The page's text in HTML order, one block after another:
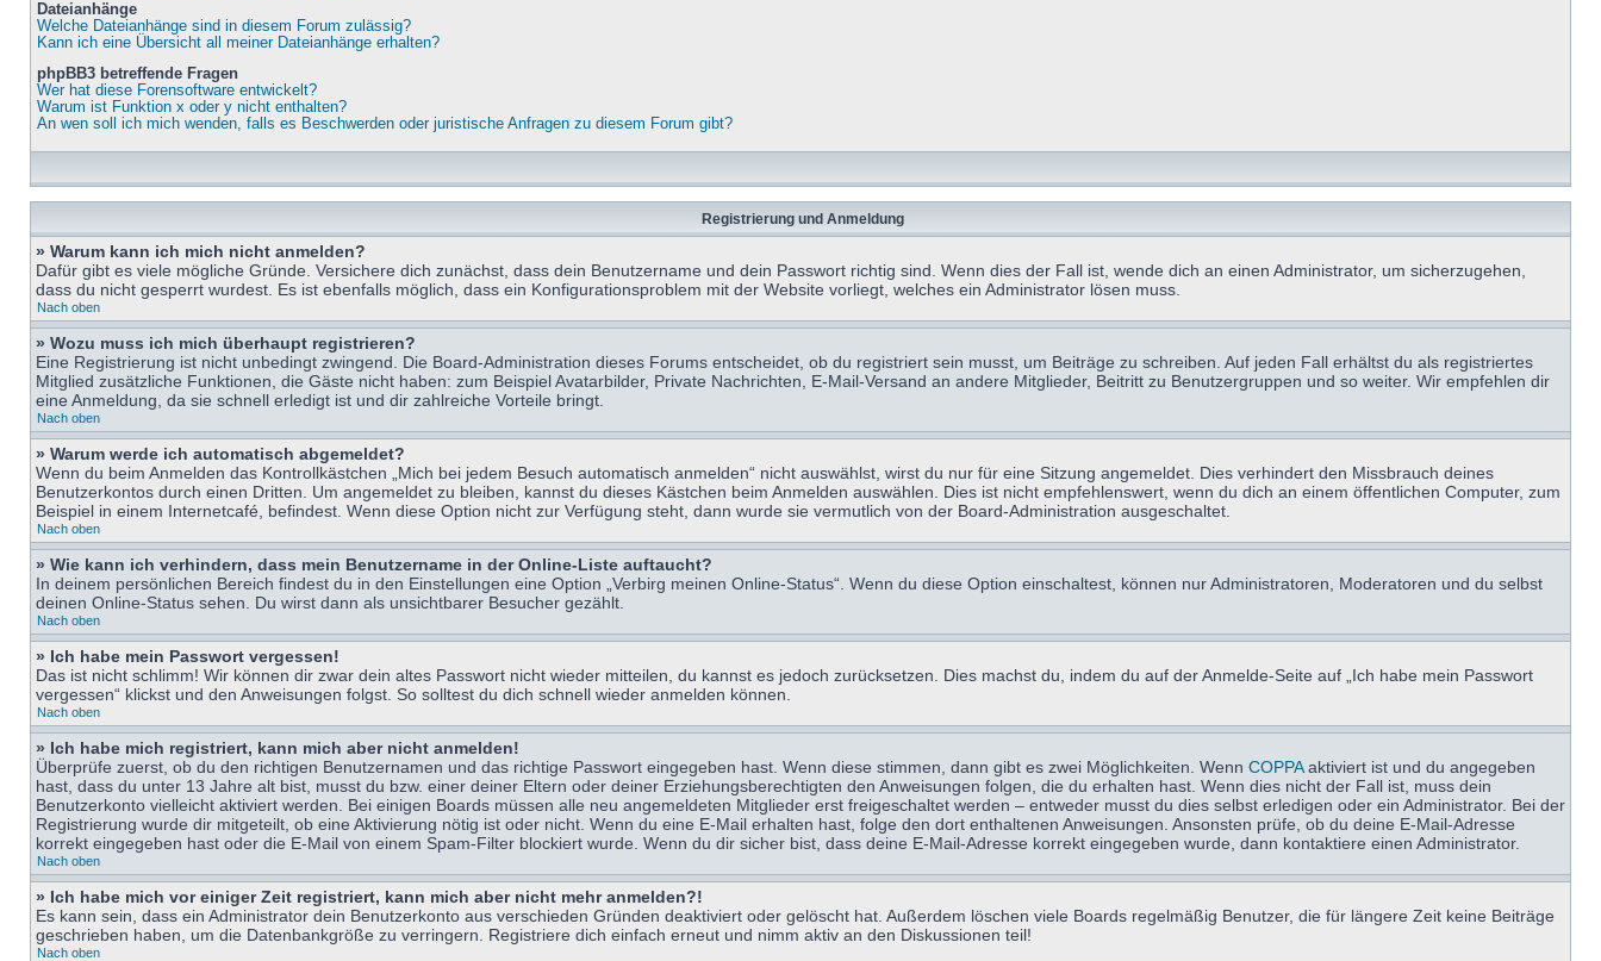
Dateianhänge
Welche Dateianhänge sind in diesem Forum zulässig?
Kann ich eine Übersicht all meiner Dateianhänge erhalten?
phpBB3 betreffende Fragen
Wer hat diese Forensoftware entwickelt?
Warum ist Funktion x oder y nicht enthalten?
An wen soll ich mich wenden, falls es Beschwerden oder juristische Anfragen zu diesem Forum gibt?
Registrierung und Anmeldung
» Warum kann ich mich nicht anmelden?
Dafür gibt es viele mögliche Gründe. Versichere dich zunächst, dass dein Benutzername und dein Passwort richtig sind. Wenn dies der Fall ist, wende dich an einen Administrator, um sicherzugehen,
dass du nicht gesperrt wurdest. Es ist ebenfalls möglich, dass ein Konfigurationsproblem mit der Website vorliegt, welches ein Administrator lösen muss.
Nach oben
» Wozu muss ich mich überhaupt registrieren?
Eine Registrierung ist nicht unbedingt zwingend. Die Board-Administration dieses Forums entscheidet, ob du registriert sein musst, um Beiträge zu schreiben. Auf jeden Fall erhältst du als registriertes
Mitglied zusätzliche Funktionen, die Gäste nicht haben: zum Beispiel Avatarbilder, Private Nachrichten, E-Mail-Versand an andere Mitglieder, Beitritt zu Benutzergruppen und so weiter. Wir empfehlen dir
eine Anmeldung, da sie schnell erledigt ist und dir zahlreiche Vorteile bringt.
Nach oben
» Warum werde ich automatisch abgemeldet?
Wenn du beim Anmelden das Kontrollkästchen „Mich bei jedem Besuch automatisch anmelden“ nicht auswählst, wirst du nur für eine Sitzung angemeldet. Dies verhindert den Missbrauch deines
Benutzerkontos durch einen Dritten. Um angemeldet zu bleiben, kannst du dieses Kästchen beim Anmelden auswählen. Dies ist nicht empfehlenswert, wenn du dich an einem öffentlichen Computer, zum
Beispiel in einem Internetcafé, befindest. Wenn diese Option nicht zur Verfügung steht, dann wurde sie vermutlich von der Board-Administration ausgeschaltet.
Nach oben
» Wie kann ich verhindern, dass mein Benutzername in der Online-Liste auftaucht?
In deinem persönlichen Bereich findest du in den Einstellungen eine Option „Verbirg meinen Online-Status“. Wenn du diese Option einschaltest, können nur Administratoren, Moderatoren und du selbst
deinen Online-Status sehen. Du wirst dann als unsichtbarer Besucher gezählt.
Nach oben
» Ich habe mein Passwort vergessen!
Das ist nicht schlimm! Wir können dir zwar dein altes Passwort nicht wieder mitteilen, du kannst es jedoch zurücksetzen. Dies machst du, indem du auf der Anmelde-Seite auf „Ich habe mein Passwort
vergessen“ klickst und den Anweisungen folgst. So solltest du dich schnell wieder anmelden können.
Nach oben
» Ich habe mich registriert, kann mich aber nicht anmelden!
Überprüfe zuerst, ob du den richtigen Benutzernamen und das richtige Passwort eingegeben hast. Wenn diese stimmen, dann gibt es zwei Möglichkeiten. Wenn COPPAaktiviert ist und du angegeben
hast, dass du unter 13 Jahre alt bist, musst du bzw. einer deiner Eltern oder deiner Erziehungsberechtigten den Anweisungen folgen, die du erhalten hast. Wenn dies nicht der Fall ist, muss dein
Benutzerkonto vielleicht aktiviert werden. Bei einigen Boards müssen alle neu angemeldeten Mitglieder erst freigeschaltet werden – entweder musst du dies selbst erledigen oder ein Administrator. Bei der
Registrierung wurde dir mitgeteilt, ob eine Aktivierung nötig ist oder nicht. Wenn du eine E-Mail erhalten hast, folge den dort enthaltenen Anweisungen. Ansonsten prüfe, ob du deine E-Mail-Adresse
korrekt eingegeben hast oder die E-Mail von einem Spam-Filter blockiert wurde. Wenn du dir sicher bist, dass deine E-Mail-Adresse korrekt eingegeben wurde, dann kontaktiere einen Administrator.
Nach oben
» Ich habe mich vor einiger Zeit registriert, kann mich aber nicht mehr anmelden?!
Es kann sein, dass ein Administrator dein Benutzerkonto aus verschieden Gründen deaktiviert oder gelöscht hat. Außerdem löschen viele Boards regelmäßig Benutzer, die für längere Zeit keine Beiträge
geschrieben haben, um die Datenbankgröße zu verringern. Registriere dich einfach erneut und nimm aktiv an den Diskussionen teil!
Nach oben